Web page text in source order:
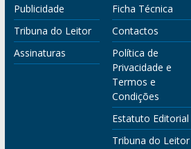
Publicidade
Tribuna do Leitor
Assinaturas
Ficha Técnica
Contactos
Política de
Privacidade e
Termos e
Condições
Estatuto Editorial
Tribuna do Leitor